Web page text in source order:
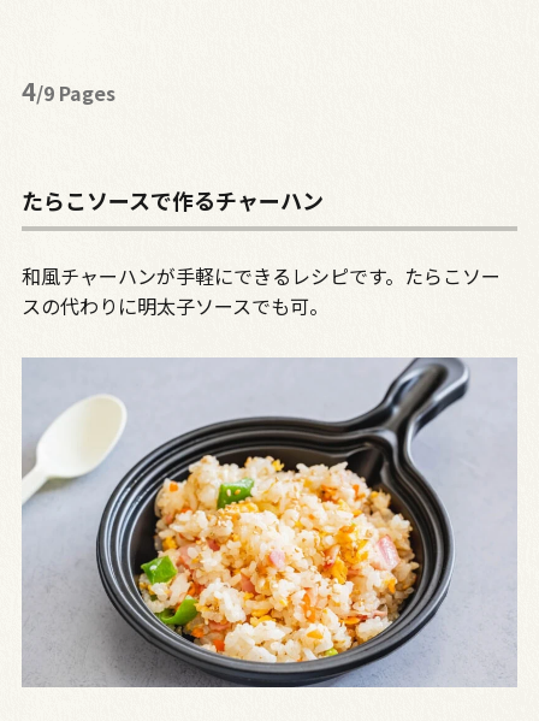
4/9 Pages
たらこソースで作るチャーハン
和風チャーハンが手軽にできるレシピです。たらこソー
スの代わりに明太子ソースでも可。